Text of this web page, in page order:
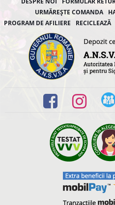
URMĂREȘTE COMANDA
PROGRAM DE AFILIERE
RECICLEAZĂ